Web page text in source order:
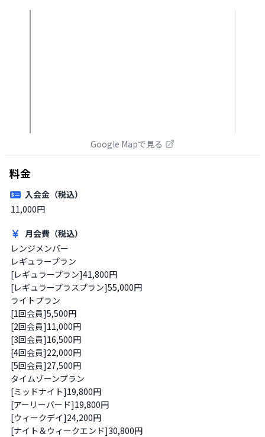
Google Mapで見る
料金
入会金（税込）
11,000円
月会費（税込）
レンジメンバー
レギュラープラン
[レギュラープラン]41,800円
[レギュラープラスプラン]55,000円
ライトプラン
[1回会員]5,500円
[2回会員]11,000円
[3回会員]16,500円
[4回会員]22,000円
[5回会員]27,500円
タイムゾーンプラン
[ミッドナイト]19,800円
[アーリーバード]19,800円
[ウィークデイ]24,200円
[ナイト＆ウィークエンド]30,800円